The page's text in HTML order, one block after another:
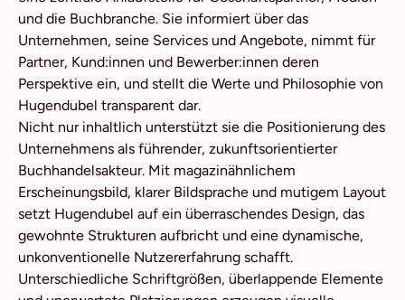
und die Buchbranche. Sie informiert über das
Unternehmen, seine Services und Angebote, nimmt für
Partner, Kund:innen und Bewerber:innen deren
Perspektive ein, und stellt die Werte und Philosophie von
Hugendubel transparent dar.
Nicht nur inhaltlich unterstützt sie die Positionierung des
Unternehmens als führender, zukunftsorientierter
Buchhandelsakteur. Mit magazinähnlichem
Erscheinungsbild, klarer Bildsprache und mutigem Layout
setzt Hugendubel auf ein überraschendes Design, das
gewohnte Strukturen aufbricht und eine dynamische,
unkonventionelle Nutzererfahrung schafft.
Unterschiedliche Schriftgrößen, überlappende Elemente